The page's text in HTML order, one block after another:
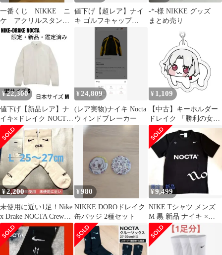
一番くじ NIKKE ニ
ケ アクリルスタン
ド ドレイク
値下げ【超レア】ナイ
キ ゴルフキャップ
NIKE×DRAKE NOCTA
-*-様 NIKKE グッズ
まとめ売り
¥22,300
値下げ【新品レア】ナ
イキ×ドレイク NOCTA
GOLF トラックジャケ
ット М
¥ 24,809
(レア実物)ナイキ Nocta
ウィンドブレーカー
¥ 1,109
【中古】キーホルダー
ドレイク 「勝利の女
神：NIKKE DORO ぷっ
くりアクリルキーホル
ダー」
¥2,200
未使用に近い1足！Nike
x Drake NOCTA Crew
Socks 白
¥980
NIKKE DOROドレイク
缶バッジ 2種セット
¥9,499
NIKE Tシャツ メンズ
M 黒 新品 ナイキ ×
NOCTA【限定完売品】